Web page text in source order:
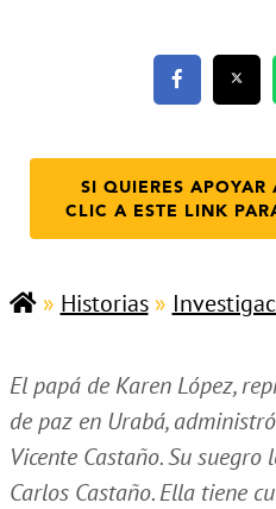
SI QUIERES
CLIC A ESTE LINK
» Historias»
El papá de Karen López,
de paz en Urabá,
Vicente Castaño. Su
Carlos Castaño. Ella tiene